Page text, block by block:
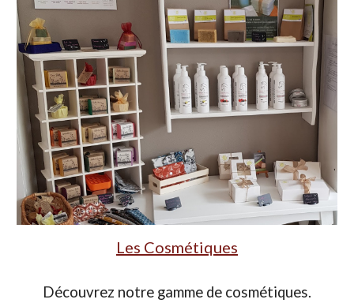
Les Cosmétiques
Découvrez notre gamme de cosmétiques.